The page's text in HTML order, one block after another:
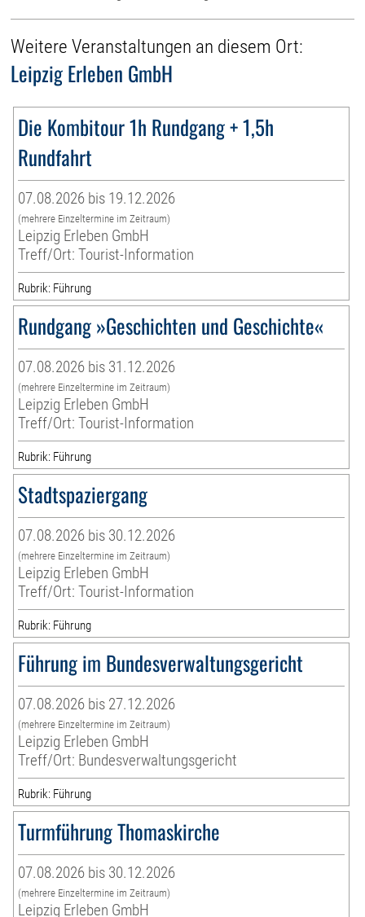
Weitere Veranstaltungen an diesem Ort:
Leipzig Erleben GmbH
Die Kombitour 1h Rundgang + 1,5h
Rundfahrt
07.08.2026 bis 19.12.2026
(mehrere Einzeltermine im Zeitraum)
Leipzig Erleben GmbH
Treff/Ort: Tourist-Information
Rubrik: Führung
Rundgang »Geschichten und Geschichte«
07.08.2026 bis 31.12.2026
(mehrere Einzeltermine im Zeitraum)
Leipzig Erleben GmbH
Treff/Ort: Tourist-Information
Rubrik: Führung
Stadtspaziergang
07.08.2026 bis 30.12.2026
(mehrere Einzeltermine im Zeitraum)
Leipzig Erleben GmbH
Treff/Ort: Tourist-Information
Rubrik: Führung
Führung im Bundesverwaltungsgericht
07.08.2026 bis 27.12.2026
(mehrere Einzeltermine im Zeitraum)
Leipzig Erleben GmbH
Treff/Ort: Bundesverwaltungsgericht
Rubrik: Führung
Turmführung Thomaskirche
07.08.2026 bis 30.12.2026
(mehrere Einzeltermine im Zeitraum)
Leipzig Erleben GmbH